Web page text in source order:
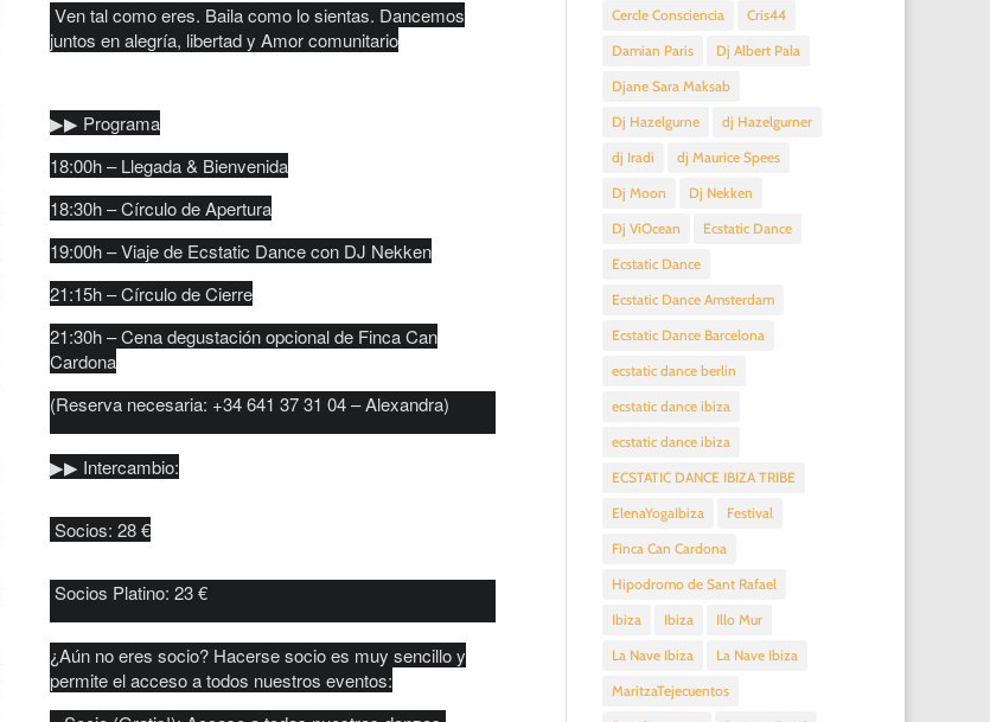
Ven tal como eres. Baila como lo sientas. Dancemos
juntos en alegría, libertad y Amor comunitario
▶︎▶︎ Programa
18:00h – Llegada & Bienvenida
18:30h – Círculo de Apertura
19:00h – Viaje de Ecstatic Dance con DJ Nekken
21:15h – Círculo de Cierre
21:30h – Cena degustación opcional de Finca Can
Cardona
(Reserva necesaria: +34 641 37 31 04 – Alexandra)
▶︎▶︎ Intercambio:
Socios: 28 €
Socios Platino: 23 €
¿Aún no eres socio? Hacerse socio es muy sencillo y
permite el acceso a todos nuestros eventos:
Cercle Consciencia
Cris44
Damian Paris
Dj Albert Pala
Djane Sara Maksab
Dj Hazelgurne
dj Hazelgurner
dj Iradi
dj Maurice Spees
Dj Moon
Dj Nekken
Dj ViOcean
Ecstatic Dance
Ecstatic Dance
Ecstatic Dance Amsterdam
Ecstatic Dance Barcelona
ecstatic dance berlin
ecstatic dance ibiza
ecstatic dance ibiza
ECSTATIC DANCE IBIZA TRIBE
ElenaYogaIbiza
Festival
Finca Can Cardona
Hipodromo de Sant Rafael
Ibiza
Ibiza
Illo Mur
La Nave Ibiza
La Nave Ibiza
MaritzaTejecuentos